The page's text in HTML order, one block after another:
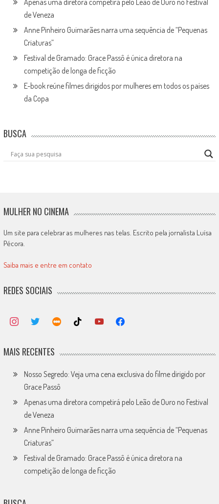
Apenas uma diretora competirá pelo Leão de Ouro no Festival
de Veneza
Anne Pinheiro Guimarães narra uma sequência de “Pequenas
Criaturas”
Festival de Gramado: Grace Passô é única diretora na
competição de longa de ficção
E-book reúne filmes dirigidos por mulheres em todos os países
da Copa
BUSCA
MULHER NO CINEMA
Um site para celebrar as mulheres nas telas. Escrito pela jornalista Luísa
Pécora.
Saiba mais e entre em contato
REDES SOCIAIS
MAIS RECENTES
Nosso Segredo: Veja uma cena exclusiva do filme dirigido por
Grace Passô
Apenas uma diretora competirá pelo Leão de Ouro no Festival
de Veneza
Anne Pinheiro Guimarães narra uma sequência de “Pequenas
Criaturas”
Festival de Gramado: Grace Passô é única diretora na
competição de longa de ficção